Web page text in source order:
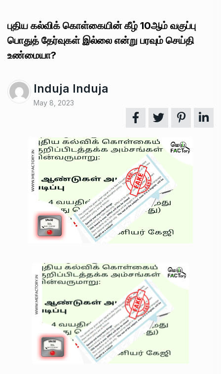
புதிய கல்விக் கொள்கையின் கீழ் 10ஆம் வகுப்பு
பொதுத் தேர்வுகள் இல்லை என்று பரவும் செய்தி
உண்மையா?
Induja Induja
May 8, 2023